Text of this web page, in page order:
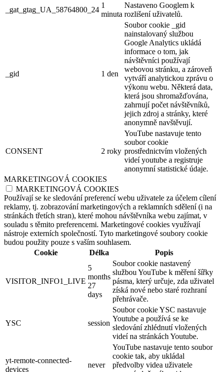
_gat_gtag_UA_58764800_24
1
minuta
Nastaveno Googlem k
rozlišení uživatelů.
_gid 1 den
Soubor cookie _gid
nainstalovaný službou
Google Analytics ukládá
informace o tom, jak
návštěvníci používají
webovou stránku, a zároveň
vytváří analytickou zprávu o
výkonu webu. Některá data,
která jsou shromažďována,
zahrnují počet návštěvníků,
jejich zdroj a stránky, které
anonymně navštěvují.
CONSENT 2 roky
YouTube nastavuje tento
soubor cookie
prostřednictvím vložených
videí youtube a registruje
anonymní statistické údaje.
MARKETINGOVÁ COOKIES
MARKETINGOVÁ COOKIES
Používají se ke sledování preferencí webu uživatele za účelem cílení
reklamy, tj. zobrazování marketingových a reklamních sdělení (i na
stránkách třetích stran), které mohou návštěvníka webu zajímat, v
souladu s těmito preferencemi. Marketingové cookies využívají
nástroje externích společností. Tyto marketingové soubory cookie
budou použity pouze s vaším souhlasem.
Cookie
Délka Popis
VISITOR_INFO1_LIVE
5
months
27
days
Soubor cookie nastavený
službou YouTube k měření šířky
pásma, který určuje, zda uživatel
získá nové nebo staré rozhraní
přehrávače.
YSC session
Soubor cookie YSC nastavuje
Youtube a používá se ke
sledování zhlédnutí vložených
videí na stránkách Youtube.
yt-remote-connected-
devices
never
YouTube nastavuje tento soubor
cookie tak, aby ukládal
předvolby videa uživatele